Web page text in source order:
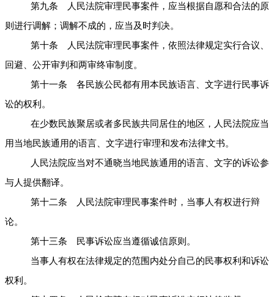
第九条 人民法院审理民事案件，应当根据自愿和合法的原
则进行调解；调解不成的，应当及时判决。
第十条 人民法院审理民事案件，依照法律规定实行合议、
回避、公开审判和两审终审制度。
第十一条 各民族公民都有用本民族语言、文字进行民事诉
讼的权利。
在少数民族聚居或者多民族共同居住的地区，人民法院应当
用当地民族通用的语言、文字进行审理和发布法律文书。
人民法院应当对不通晓当地民族通用的语言、文字的诉讼参
与人提供翻译。
第十二条 人民法院审理民事案件时，当事人有权进行辩
论。
第十三条 民事诉讼应当遵循诚信原则。
当事人有权在法律规定的范围内处分自己的民事权利和诉讼
权利。